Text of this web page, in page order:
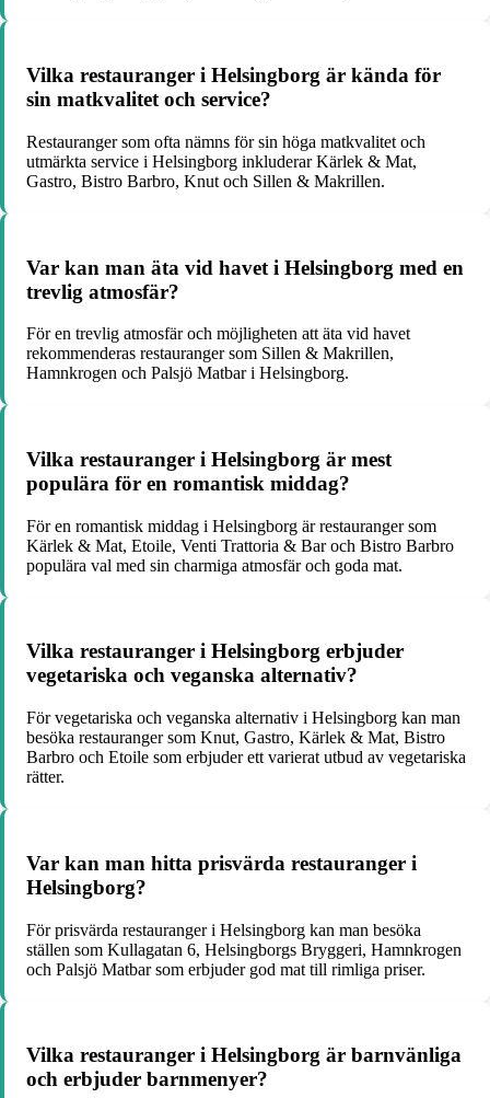
Vilka restauranger i Helsingborg är kända för
sin matkvalitet och service?
Restauranger som ofta nämns för sin höga matkvalitet och
utmärkta service i Helsingborg inkluderar Kärlek & Mat,
Gastro, Bistro Barbro, Knut och Sillen & Makrillen.
Var kan man äta vid havet i Helsingborg med en
trevlig atmosfär?
För en trevlig atmosfär och möjligheten att äta vid havet
rekommenderas restauranger som Sillen & Makrillen,
Hamnkrogen och Palsjö Matbar i Helsingborg.
Vilka restauranger i Helsingborg är mest
populära för en romantisk middag?
För en romantisk middag i Helsingborg är restauranger som
Kärlek & Mat, Etoile, Venti Trattoria & Bar och Bistro Barbro
populära val med sin charmiga atmosfär och goda mat.
Vilka restauranger i Helsingborg erbjuder
vegetariska och veganska alternativ?
För vegetariska och veganska alternativ i Helsingborg kan man
besöka restauranger som Knut, Gastro, Kärlek & Mat, Bistro
Barbro och Etoile som erbjuder ett varierat utbud av vegetariska
rätter.
Var kan man hitta prisvärda restauranger i
Helsingborg?
För prisvärda restauranger i Helsingborg kan man besöka
ställen som Kullagatan 6, Helsingborgs Bryggeri, Hamnkrogen
och Palsjö Matbar som erbjuder god mat till rimliga priser.
Vilka restauranger i Helsingborg är barnvänliga
och erbjuder barnmenyer?